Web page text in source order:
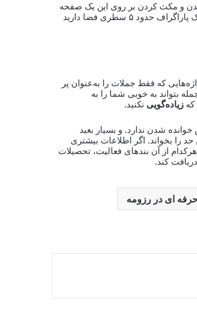
و مکث کردن بر روی این یک صفحه
است. شما یک پاراگراف حدود ۵ سطری فضا دارید
که فقط جملات را به‌عنوان پر
بتواند به خوبی شما را به
زیاده‌گویی نکنید.
که اساسا شانس خوانده شدن ندارد. و بسیار بعید
را بخواند. اگر اطلاعات بیشتری
از آن بندهای فعالیت، تحصیلات
کند.
ای در رزومه